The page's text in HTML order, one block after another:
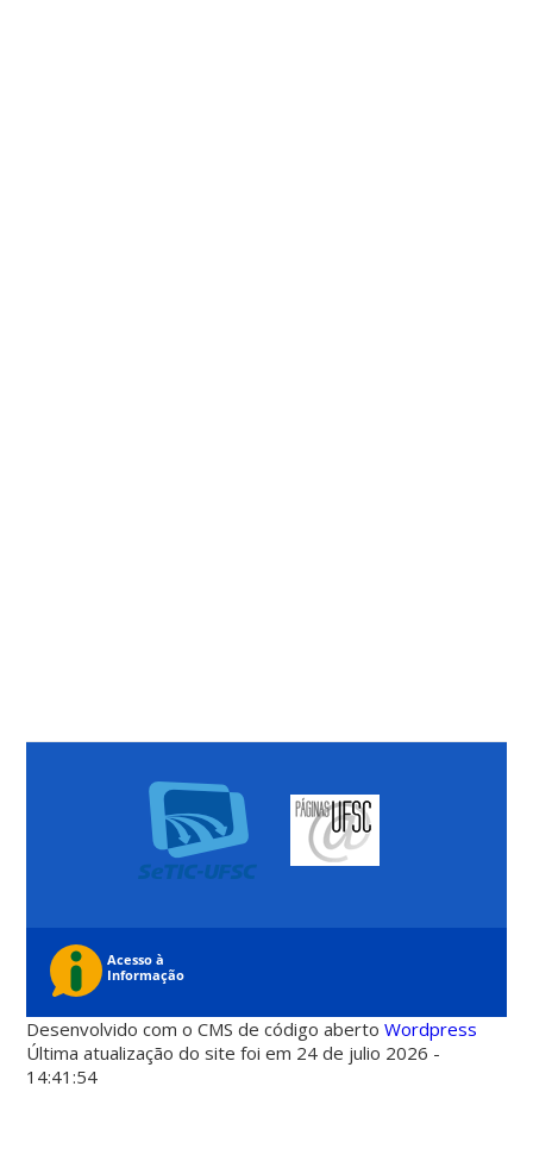
Desenvolvido com o CMS de código abertoWordpress
Última atualização do site foi em 24 de julio 2026 -
14:41:54